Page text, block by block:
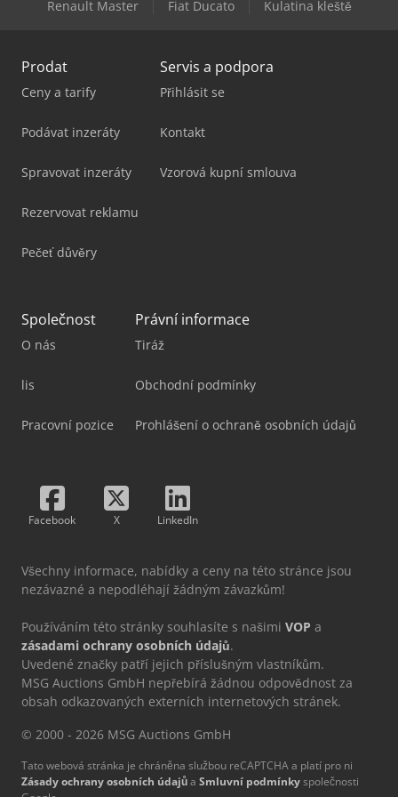
Yaskawa Robot
Renault Master
Fiat Ducato Kulatina kleště
Prodat
Ceny a tarify
Podávat inzeráty
Spravovat inzeráty
Rezervovat reklamu
Pečeť důvěry
Servis a podpora
Přihlásit se
Kontakt
Vzorová kupní smlouva
Společnost
O nás
lis
Pracovní pozice
Právní informace
Tiráž
Obchodní podmínky
Prohlášení o ochraně osobních údajů
Facebook X LinkedIn
Všechny informace, nabídky a ceny na této stránce jsou
nezávazné a nepodléhají žádným závazkům!
Používáním této stránky souhlasíte s našimi VOP a
zásadami ochrany osobních údajů.
Uvedené značky patří jejich příslušným vlastníkům.
MSG Auctions GmbH nepřebírá žádnou odpovědnost za
obsah odkazovaných externích internetových stránek.
© 2000 - 2026 MSG Auctions GmbH
Tato webová stránka je chráněna službou reCAPTCHA a platí pro ni
Zásady ochrany osobních údajůa Smluvní podmínkyspolečnosti